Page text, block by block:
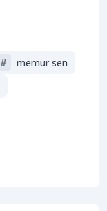
#
memur sen